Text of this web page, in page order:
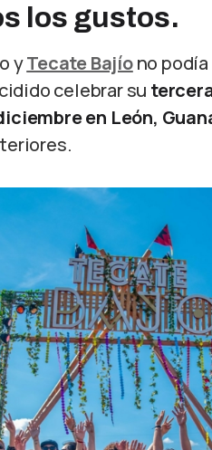
los gustos.
yTecate Bajíono podía
celebrar su
en León,